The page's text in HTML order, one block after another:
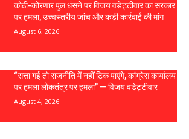
कोठी-कोरणार पुल धंसने पर विजय वडेट्टीवार का सरकार
पर हमला, उच्चस्तरीय जांच और कड़ी कार्रवाई की मांग
August 6, 2026
“सत्ता गई तो राजनीति में नहीं टिक पाएंगे, कांग्रेस कार्यालय
पर हमला लोकतंत्र पर हमला” — विजय वडेट्टीवार
August 4, 2026